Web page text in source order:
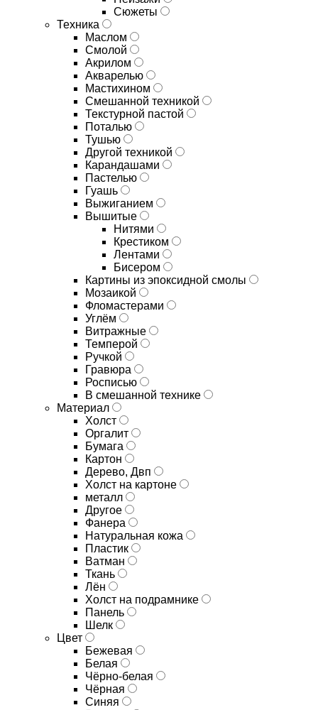
Сюжеты
Техника
Маслом
Смолой
Акрилом
Акварелью
Мастихином
Смешанной техникой
Текстурной пастой
Поталью
Тушью
Другой техникой
Карандашами
Пастелью
Гуашь
Выжиганием
Вышитые
Нитями
Крестиком
Лентами
Бисером
Картины из эпоксидной смолы
Мозаикой
Фломастерами
Углём
Витражные
Темперой
Ручкой
Гравюра
Росписью
В смешанной технике
Материал
Холст
Оргалит
Бумага
Картон
Дерево, Двп
Холст на картоне
металл
Другое
Фанера
Натуральная кожа
Пластик
Ватман
Ткань
Лён
Холст на подрамнике
Панель
Шелк
Цвет
Бежевая
Белая
Чёрно-белая
Чёрная
Синяя